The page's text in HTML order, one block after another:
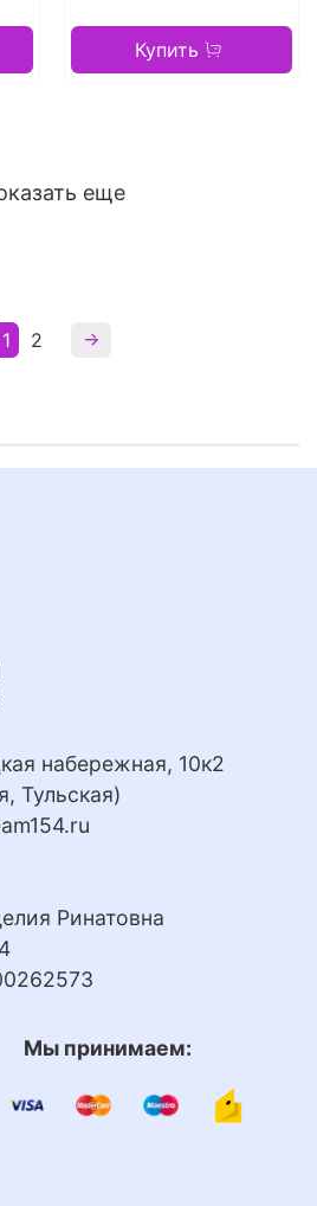
Купить
еще
1 2
набережная, 10к2
Тульская)
Ринатовна
Мы принимаем: